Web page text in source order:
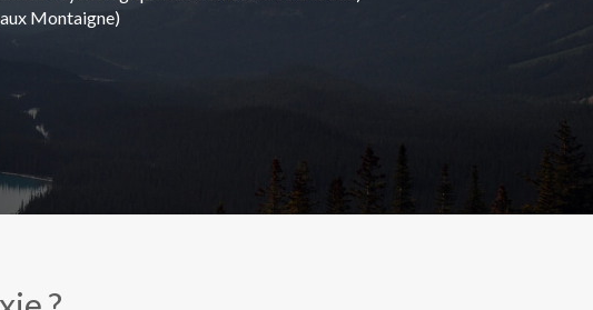
Montaigne)